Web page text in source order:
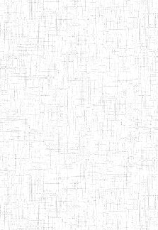
01/01/1995 ENIEG
22/10/2002 ENIEG
17/08/2012 ENIEG
10/09/2001 ENIEG